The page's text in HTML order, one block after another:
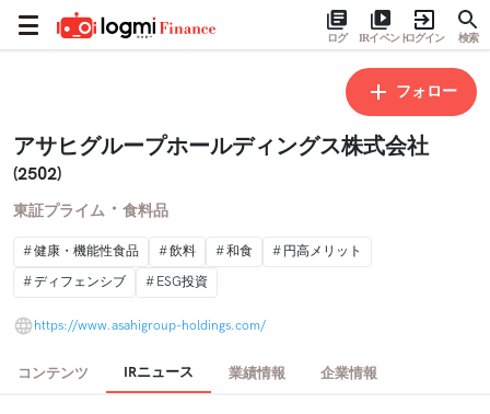
ログ IRイベントログイン 検索
フォロー
アサヒグループホールディングス株式会社
(2502)
東証プライム ・ 食料品
健康・機能性食品 飲料 和食
円高メリット
ディフェンシブ
ESG投資
https://www.asahigroup-holdings.com/
コンテンツ IRニュース 業績情報 企業情報